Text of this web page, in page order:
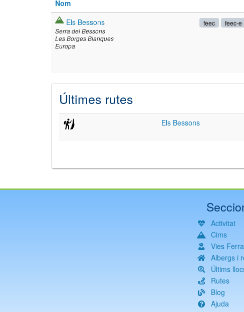
Nom
Els Bessons
Serra del Bessons
Les Borges Blanques
Europa
feec feec-e
Últimes rutes
Els Bessons
Activitat
Cims
Vies
Albergs i
Últims
Rutes
Blog
Ajuda